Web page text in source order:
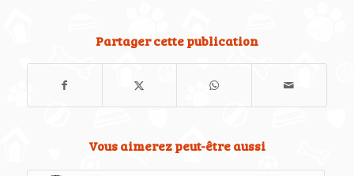
Partager cette publication
Vous aimerez peut-être aussi